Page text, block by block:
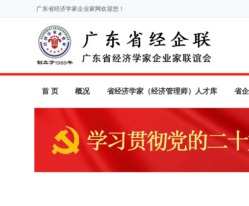
广东省经济学家企业家网欢迎您！
首 页 概况 省经济学家（经济管理师）人才库 省